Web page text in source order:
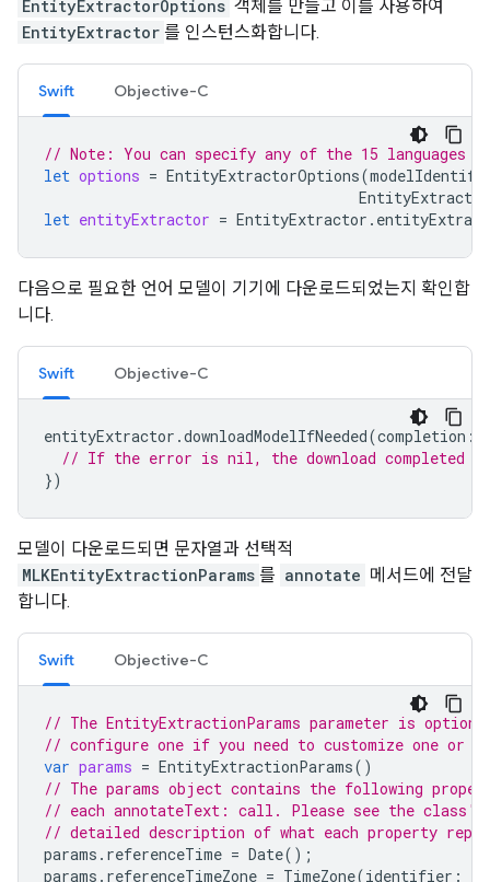
EntityExtractorOptions 객체를 만들고 이를 사용하여
EntityExtractor 를 인스턴스화합니다.
Swift Objective-C
// Note: You can specify any of the 15
let options = EntityExtractorOptions(
let entityExtractor = EntityExtractor .
다음으로 필요한 언어 모델이 기기에 다운로드되었는지 확인합
니다.
Swift Objective-C
entityExtractor .downloadModelIfNeeded(completion :
// If the error is nil, the download completed
})
모델이 다운로드되면 문자열과 선택적
MLKEntityExtractionParams 를 annotate 메서드에 전달
합니다.
Swift Objective-C
// The EntityExtractionParams parameter is
// configure one if you need to customize one or
var params = EntityExtractionParams()
// The params object contains the following
// each annotateText: call. Please see the class's
// detailed description of what each property
params . referenceTime = Date();
params . referenceTimeZone = TimeZone(identifier :